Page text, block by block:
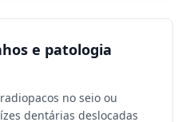
e patologia
no seio ou
dentárias deslocadas